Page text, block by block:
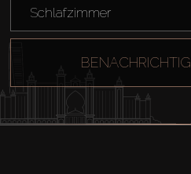
Schlafzimmer